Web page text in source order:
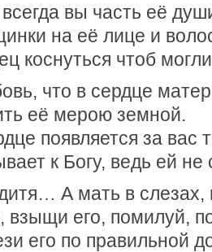
вы часть её
на её лице и
коснуться чтоб
что в сердце
её мерою земной.
появляется за вас
к Богу, ведь ей не
А мать в слезах,
взыщи его, помилуй,
его по правильной